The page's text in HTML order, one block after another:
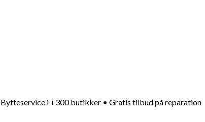
i +300 butikker • Gratis tilbud på reparation